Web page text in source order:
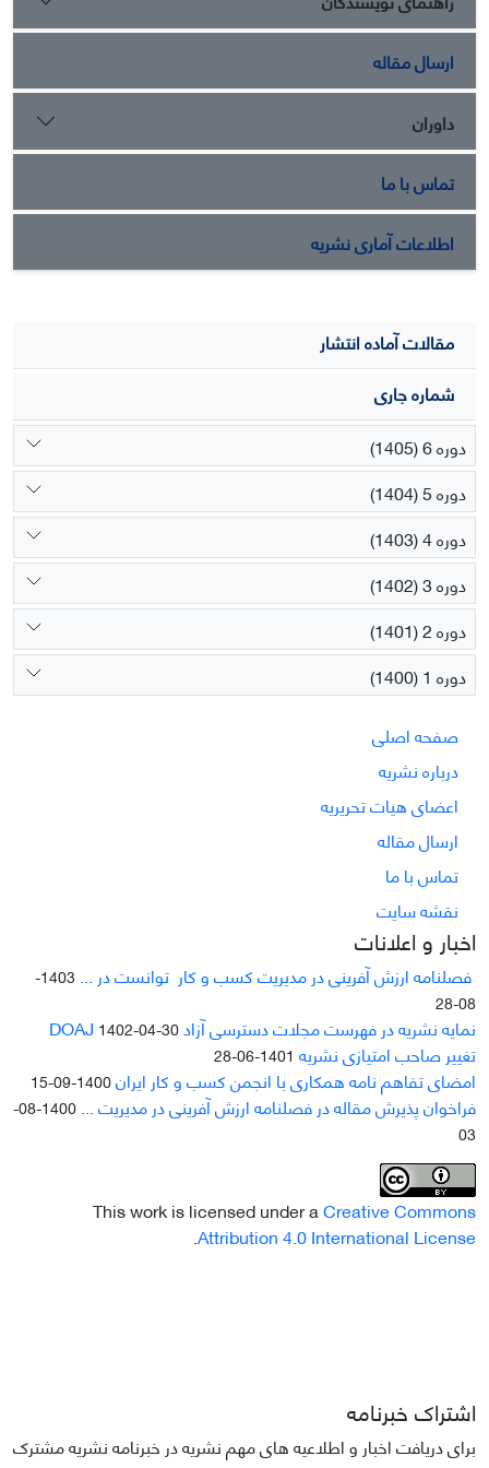
ارسال مقاله
داوران
تماس با ما
اطلاعات آماری نشریه
مقالات آماده انتشار
شماره جاری
دوره 6 (1405)
دوره 5 (1404)
دوره 4 (1403)
دوره 3 (1402)
دوره 2 (1401)
دوره 1 (1400)
صفحه اصلی
درباره نشریه
اعضای هیات تحریریه
ارسال مقاله
تماس با ما
نقشه سایت
اخبار و اعلانات
فصلنامه ارزش آفرینی در مدیریت کسب و کار توانست در ...
1403-
08-28
نمایه نشریه در فهرست مجلات دسترسی آزاد DOAJ1402-04-30
تغییر صاحب امتیازی نشریه 1401-06-28
امضای تفاهم نامه همکاری با انجمن کسب و کار ایران1400-09-15
فراخوان پذیرش مقاله در فصلنامه ارزش آفرینی در مدیریت ...
1400-08-
03
This work is licensed under aCreative Commons
Attribution 4.0 International License
.
اشتراک خبرنامه
برای دریافت اخبار و اطلاعیه های مهم نشریه در خبرنامه نشریه مشترک